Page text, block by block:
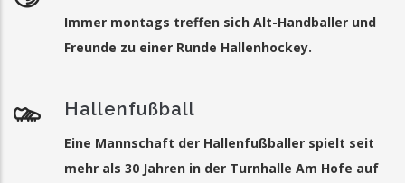
Immer montags treffen sich Alt-Handballer und
Freunde zu einer Runde Hallenhockey.
Hallenfußball
Eine Mannschaft der Hallenfußballer spielt seit
mehr als 30 Jahren in der Turnhalle Am Hofe auf